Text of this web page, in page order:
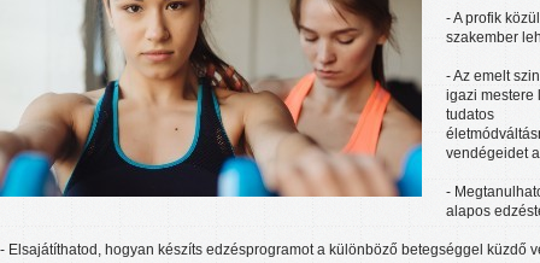
- A profik
szakember
- Az emelt
igazi mestere
tudatos
vendégeidet
-
alapos
- Elsajátíthatod, hogyan készíts edzésprogramot a különböző betegséggel küzdő